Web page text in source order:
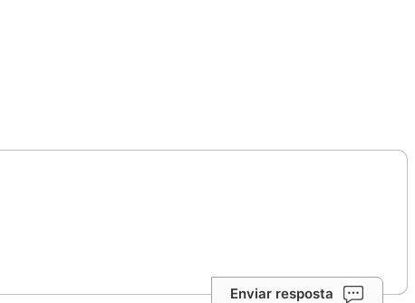
Enviar resposta